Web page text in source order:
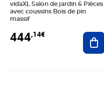
vidaXL Salon de jardin 6 Pièces
avec coussins Bois de pin
massif
444,14€